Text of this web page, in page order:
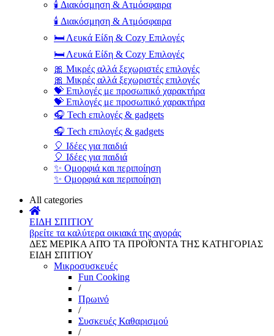
🕯️ Διακόσμηση & Ατμόσφαιρα
🕯️ Διακόσμηση & Ατμόσφαιρα
🛏️ Λευκά Είδη & Cozy Επιλογές
🛏️ Λευκά Είδη & Cozy Επιλογές
🎀 Μικρές αλλά ξεχωριστές επιλογές
🎀 Μικρές αλλά ξεχωριστές επιλογές
💝 Επιλογές με προσωπικό χαρακτήρα
💝 Επιλογές με προσωπικό χαρακτήρα
🎧 Tech επιλογές & gadgets
🎧 Tech επιλογές & gadgets
🎈 Ιδέες για παιδιά
🎈 Ιδέες για παιδιά
✨ Ομορφιά και περιποίηση
✨ Ομορφιά και περιποίηση
All categories
ΕΙΔΗ ΣΠΙΤΙΟΥ
βρείτε τα καλύτερα οικιακά της αγοράς
ΔΕΣ ΜΕΡΙΚΑ ΑΠΌ ΤΑ ΠΡΟΪΌΝΤΑ ΤΗΣ ΚΑΤΗΓΟΡΙΑΣ
ΕΙΔΗ ΣΠΙΤΙΟΥ
Μικροσυσκευές
Fun Cooking
/
Πρωινό
/
Συσκευές Καθαρισμού
/